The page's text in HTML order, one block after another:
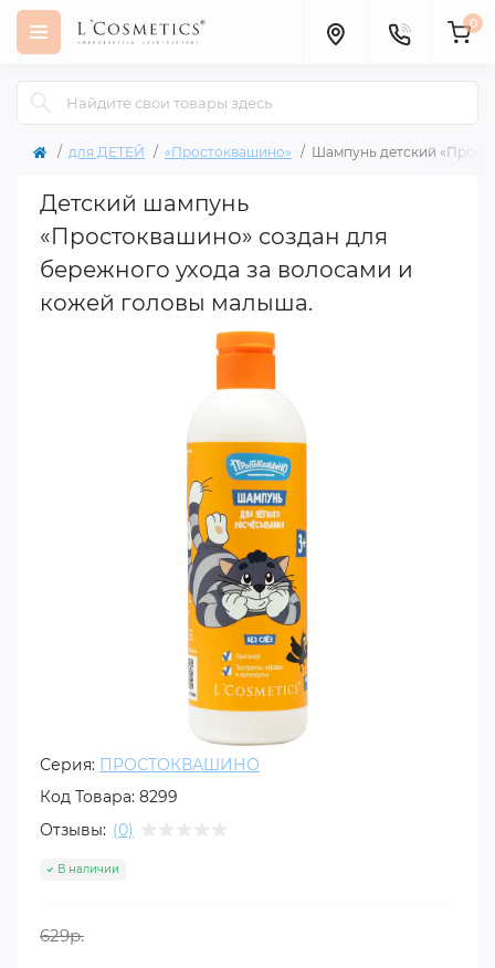
0
для ДЕТЕЙ «Простоквашино» Шампунь детский
Детский шампунь
«Простоквашино» создан для
бережного ухода за волосами и
кожей головы малыша.
Серия: ПРОСТОКВАШИНО
Код Товара: 8299
Отзывы: (0)
В наличии
629р.